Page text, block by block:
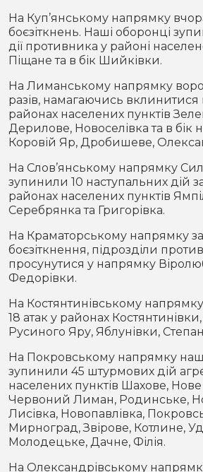
На Куп’янському напрямку
боєзіткнень. Наші оборонці
дії противника у районі
Піщане та в бік Шийківки.
На Лиманському напрямку
разів, намагаючись
районах населених пунктів
Дерилове, Новоселівка та в бік
Коровій Яр, Дробишеве,
На Слов’янському напрямку
зупинили 10 наступальних дій
районах населених пунктів
Серебрянка та Григорівка.
На Краматорському напрямку
боєзіткнення, підрозділи
просунутися у напрямку
Федорівки.
На Костянтинівському
18 атак у районах
Русиного Яру, Яблунівки,
На Покровському напрямку
зупинили 45 штурмових дій
населених пунктів Шахове,
Червоний Лиман, Родинське,
Лисівка, Новопавлівка,
Мирноград, Звірове, Котлине,
Молодецьке, Дачне, Філія.
На Олександрівському